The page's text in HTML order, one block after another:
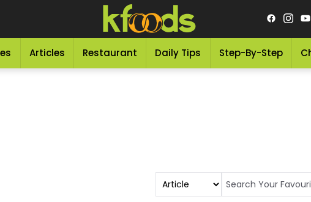
Articles Restaurant Daily Tips Step-By-Step